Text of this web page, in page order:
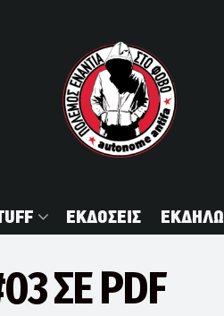
ΕΚΔΟΣΕΙΣ
ΣΕ PDF